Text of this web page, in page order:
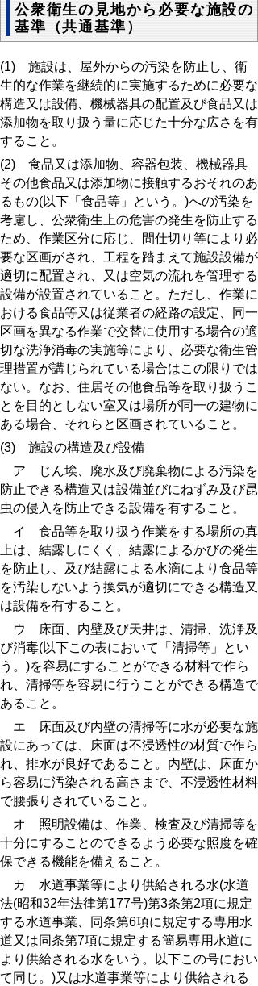
公衆衛生の見地から必要な施設の
基準（共通基準）
(1) 施設は、屋外からの汚染を防止し、衛
生的な作業を継続的に実施するために必要な
構造又は設備、機械器具の配置及び食品又は
添加物を取り扱う量に応じた十分な広さを有
すること。
(2) 食品又は添加物、容器包装、機械器具
その他食品又は添加物に接触するおそれのあ
るもの(以下「食品等」という。)への汚染を
考慮し、公衆衛生上の危害の発生を防止する
ため、作業区分に応じ、間仕切り等により必
要な区画がされ、工程を踏まえて施設設備が
適切に配置され、又は空気の流れを管理する
設備が設置されていること。ただし、作業に
おける食品等又は従業者の経路の設定、同一
区画を異なる作業で交替に使用する場合の適
切な洗浄消毒の実施等により、必要な衛生管
理措置が講じられている場合はこの限りでは
ない。なお、住居その他食品等を取り扱うこ
とを目的としない室又は場所が同一の建物に
ある場合、それらと区画されていること。
(3) 施設の構造及び設備
ア じん埃、廃水及び廃棄物による汚染を
防止できる構造又は設備並びにねずみ及び昆
虫の侵入を防止できる設備を有すること。
イ 食品等を取り扱う作業をする場所の真
上は、結露しにくく、結露によるかびの発生
を防止し、及び結露による水滴により食品等
を汚染しないよう換気が適切にできる構造又
は設備を有すること。
ウ 床面、内壁及び天井は、清掃、洗浄及
び消毒(以下この表において「清掃等」とい
う。)を容易にすることができる材料で作ら
れ、清掃等を容易に行うことができる構造で
あること。
エ 床面及び内壁の清掃等に水が必要な施
設にあっては、床面は不浸透性の材質で作ら
れ、排水が良好であること。内壁は、床面か
ら容易に汚染される高さまで、不浸透性材料
で腰張りされていること。
オ 照明設備は、作業、検査及び清掃等を
十分にすることのできるよう必要な照度を確
保できる機能を備えること。
カ 水道事業等により供給される水(水道
法(昭和32年法律第177号)第3条第2項に規定
する水道事業、同条第6項に規定する専用水
道又は同条第7項に規定する簡易専用水道に
より供給される水をいう。以下この号におい
て同じ。)又は水道事業等により供給される